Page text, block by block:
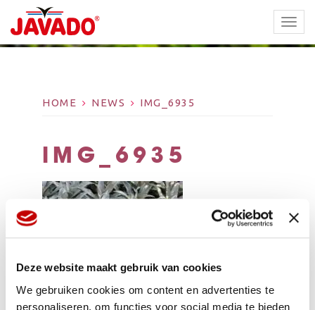
Deze website maakt gebruik van cookies
We gebruiken cookies om content en advertenties te
personaliseren, om functies voor social media te bieden
HOME NEWS IMG_6935
IMG_6935